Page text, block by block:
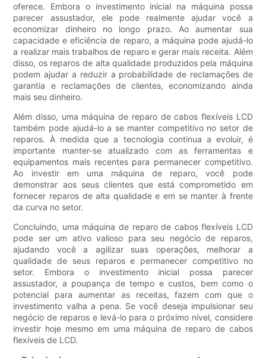
oferece. Embora o investimento inicial na máquina possa
parecer assustador, ele pode realmente ajudar você a
economizar dinheiro no longo prazo. Ao aumentar sua
capacidade e eficiência de reparo, a máquina pode ajudá-lo
a realizar mais trabalhos de reparo e gerar mais receita. Além
disso, os reparos de alta qualidade produzidos pela máquina
podem ajudar a reduzir a probabilidade de reclamações de
garantia e reclamações de clientes, economizando ainda
mais seu dinheiro.
Além disso, uma máquina de reparo de cabos flexíveis LCD
também pode ajudá-lo a se manter competitivo no setor de
reparos. À medida que a tecnologia continua a evoluir, é
importante manter-se atualizado com as ferramentas e
equipamentos mais recentes para permanecer competitivo.
Ao investir em uma máquina de reparo, você pode
demonstrar aos seus clientes que está comprometido em
fornecer reparos de alta qualidade e em se manter à frente
da curva no setor.
Concluindo, uma máquina de reparo de cabos flexíveis LCD
pode ser um ativo valioso para seu negócio de reparos,
ajudando você a agilizar suas operações, melhorar a
qualidade de seus reparos e permanecer competitivo no
setor. Embora o investimento inicial possa parecer
assustador, a poupança de tempo e custos, bem como o
potencial para aumentar as receitas, fazem com que o
investimento valha a pena. Se você deseja impulsionar seu
negócio de reparos e levá-lo para o próximo nível, considere
investir hoje mesmo em uma máquina de reparo de cabos
flexíveis de LCD.